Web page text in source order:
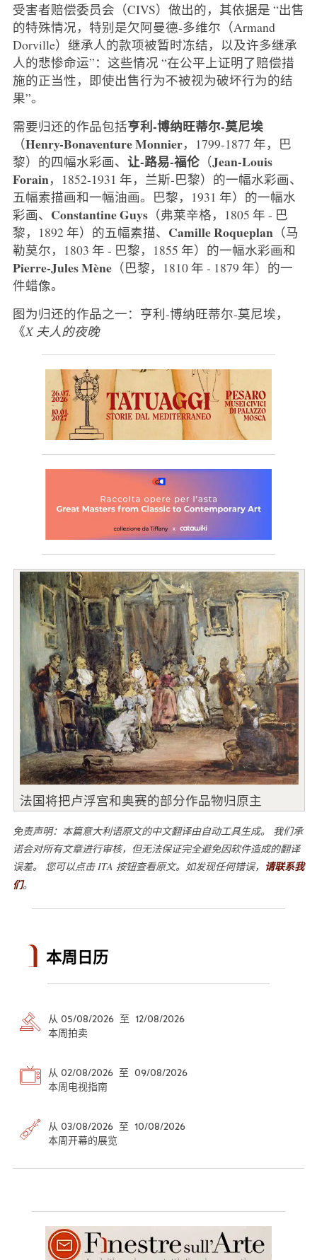
受害者赔偿委员会（CIVS）做出的，其依据是 “出售
的特殊情况，特别是欠阿曼德-多维尔（Armand
Dorville）继承人的款项被暂时冻结，以及许多继承
人的悲惨命运”：这些情况 “在公平上证明了赔偿措
施的正当性，即使出售行为不被视为破坏行为的结
果”。
需要归还的作品包括亨利-博纳旺蒂尔-莫尼埃
（Henry-Bonaventure Monnier，1799-1877 年，巴
黎）的四幅水彩画、 让-路易-福伦（Jean-Louis
Forain，1852-1931 年，兰斯-巴黎）的一幅水彩画、
五幅素描画和一幅油画。巴黎，1931 年）的一幅水
彩画、 ConstantineGuys（弗莱辛格，1805 年 - 巴
黎，1892 年）的五幅素描、 Camille Roqueplan （马
勒莫尔，1803 年 - 巴黎，1855 年）的一幅水彩画和
Pierre-Jules Mène（巴黎，1810 年 - 1879 年）的一
件蜡像。
图为归还的作品之一：亨利-博纳旺蒂尔-莫尼埃，
《X 夫人的夜晚
法国将把卢浮宫和奥赛的部分作品物归原主
免责声明：本篇意大利语原文的中文翻译由自动工具生成。 我们承
诺会对所有文章进行审核，但无法保证完全避免因软件造成的翻译
误差。 您可以点击 ITA 按钮查看原文。如发现任何错误， 请联系我
们。
本周日历
从 05/08/2026 至 12/08/2026
本周拍卖
从 02/08/2026 至 09/08/2026
本周电视指南
从 03/08/2026 至 10/08/2026
本周开幕的展览